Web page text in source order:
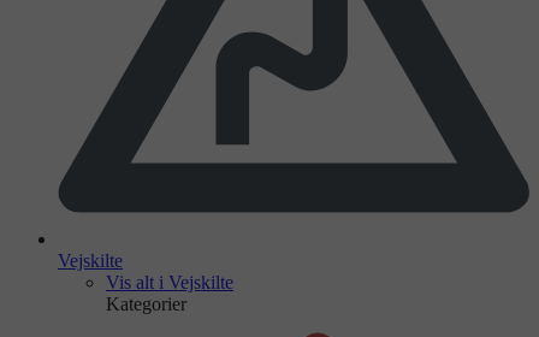
Vejskilte
Vis alt i Vejskilte
Kategorier